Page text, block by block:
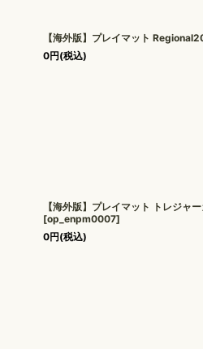
【海外版】プレイマット
0円(税込)
【海外版】プレイマット トレジャ
[op_enpm0007]
0円(税込)